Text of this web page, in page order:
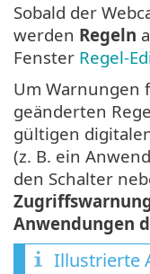
Sobald der
werden Regeln
Fenster Regel-
Um Warnungen
geänderten
gültigen
(z. B. ein
den Schalter
Anwendungen
Illustrierte